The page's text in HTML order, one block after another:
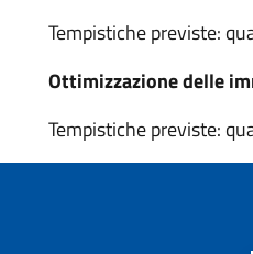
Tempistiche previste:
Ottimizzazione delle
Tempistiche previste: